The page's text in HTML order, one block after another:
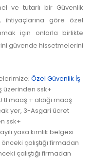
ve tutarlı bir Güvenlik
ihtiyaçlarına göre özel
için onlarla birlikte
güvende hissetmelerini
Özel Güvenlik İş
üzerinden ssk+
maaş + aldığı maaş
yer, 3-Asgari ücret
ssk+
yasa kimlik belgesi
çalıştığı firmadan
çalıştığı firmadan